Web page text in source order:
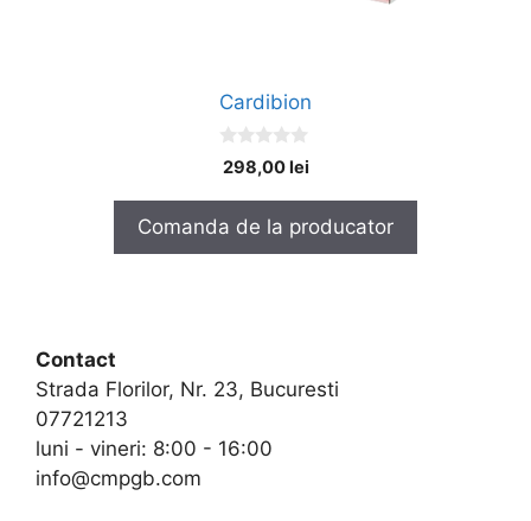
Cardibion
0
o
o
5
298,00lei
Comanda de la producator
Contact
Strada Florilor, Nr. 23, Bucuresti
07721213
luni - vineri: 8:00 - 16:00
info@cmpgb.com